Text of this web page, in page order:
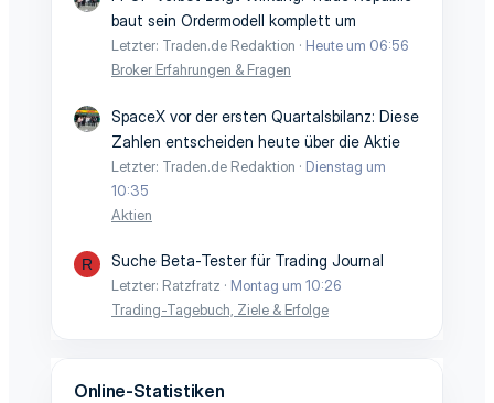
baut sein Ordermodell komplett um
Letzter: Traden.de Redaktion
Heute um 06:56
Broker Erfahrungen & Fragen
SpaceX vor der ersten Quartalsbilanz: Diese
Zahlen entscheiden heute über die Aktie
Letzter: Traden.de Redaktion
Dienstag um
10:35
Aktien
R Suche Beta-Tester für Trading Journal
Letzter: Ratzfratz
Montag um 10:26
Trading-Tagebuch, Ziele & Erfolge
Online-Statistiken